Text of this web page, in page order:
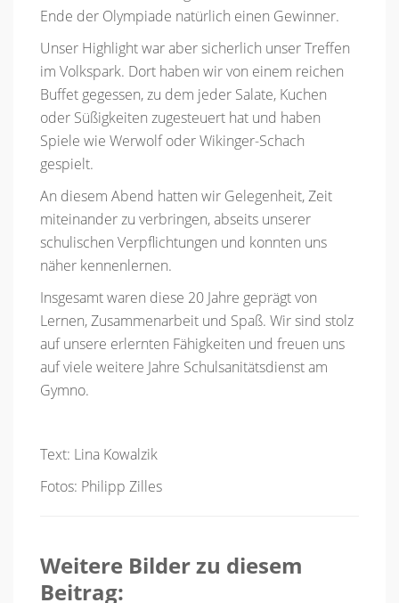
Ende der Olympiade natürlich einen Gewinner.
Unser Highlight war aber sicherlich unser Treffen
im Volkspark. Dort haben wir von einem reichen
Buffet gegessen, zu dem jeder Salate, Kuchen
oder Süßigkeiten zugesteuert hat und haben
Spiele wie Werwolf oder Wikinger-Schach
gespielt.
An diesem Abend hatten wir Gelegenheit, Zeit
miteinander zu verbringen, abseits unserer
schulischen Verpflichtungen und konnten uns
näher kennenlernen.
Insgesamt waren diese 20 Jahre geprägt von
Lernen, Zusammenarbeit und Spaß. Wir sind stolz
auf unsere erlernten Fähigkeiten und freuen uns
auf viele weitere Jahre Schulsanitätsdienst am
Gymno.
Text: Lina Kowalzik
Fotos: Philipp Zilles
Weitere Bilder zu diesem
Beitrag: